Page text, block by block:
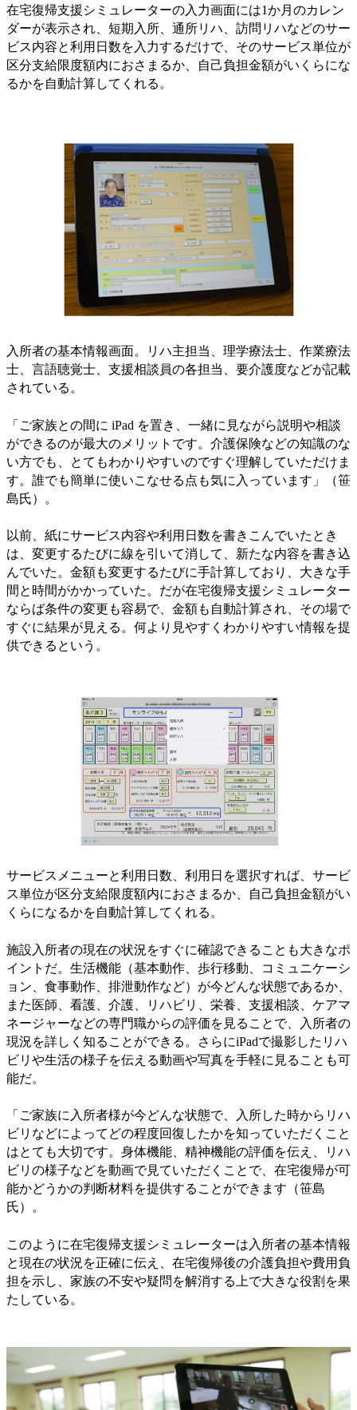
在宅復帰支援シミュレーターの入力画面には1か月のカレン
ダーが表示され、短期入所、通所リハ、訪問リハなどのサー
ビス内容と利用日数を入力するだけで、そのサービス単位が
区分支給限度額内におさまるか、自己負担金額がいくらにな
るかを自動計算してくれる。
入所者の基本情報画面。リハ主担当、理学療法士、作業療法
士、言語聴覚士、支援相談員の各担当、要介護度などが記載
されている。
「ご家族との間に iPad を置き、一緒に見ながら説明や相談
ができるのが最大のメリットです。介護保険などの知識のな
い方でも、とてもわかりやすいのですぐ理解していただけま
す。誰でも簡単に使いこなせる点も気に入っています」（笹
島氏）。
以前、紙にサービス内容や利用日数を書きこんでいたとき
は、変更するたびに線を引いて消して、新たな内容を書き込
んでいた。金額も変更するたびに手計算しており、大きな手
間と時間がかかっていた。だが在宅復帰支援シミュレーター
ならば条件の変更も容易で、金額も自動計算され、その場で
すぐに結果が見える。何より見やすくわかりやすい情報を提
供できるという。
サービスメニューと利用日数、利用日を選択すれば、サービ
ス単位が区分支給限度額内におさまるか、自己負担金額がい
くらになるかを自動計算してくれる。
施設入所者の現在の状況をすぐに確認できることも大きなポ
イントだ。生活機能（基本動作、歩行移動、コミュニケーシ
ョン、食事動作、排泄動作など）が今どんな状態であるか、
また医師、看護、介護、リハビリ、栄養、支援相談、ケアマ
ネージャーなどの専門職からの評価を見ることで、入所者の
現況を詳しく知ることができる。さらにiPadで撮影したリハ
ビリや生活の様子を伝える動画や写真を手軽に見ることも可
能だ。
「ご家族に入所者様が今どんな状態で、入所した時からリハ
ビリなどによってどの程度回復したかを知っていただくこと
はとても大切です。身体機能、精神機能の評価を伝え、リハ
ビリの様子などを動画で見ていただくことで、在宅復帰が可
能かどうかの判断材料を提供することができます（笹島
氏）。
このように在宅復帰支援シミュレーターは入所者の基本情報
と現在の状況を正確に伝え、在宅復帰後の介護負担や費用負
担を示し、家族の不安や疑問を解消する上で大きな役割を果
たしている。